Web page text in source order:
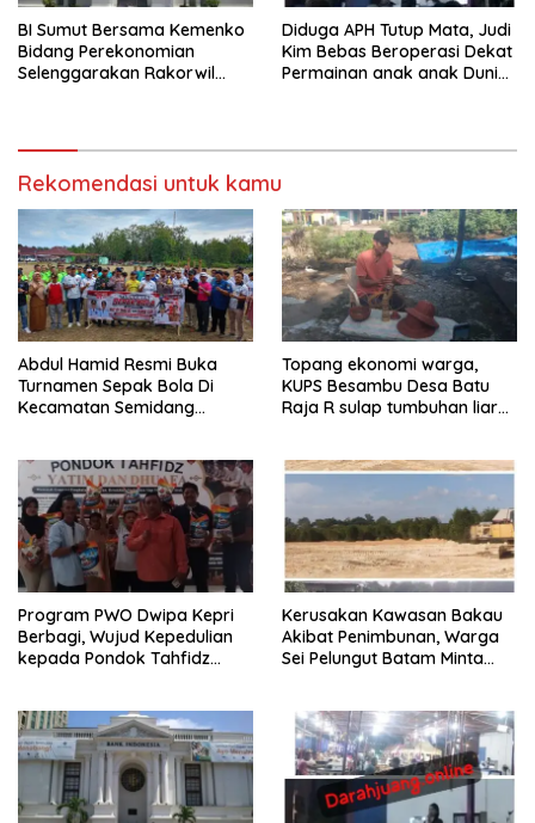
BI Sumut Bersama Kemenko
Bidang Perekonomian
Selenggarakan Rakorwil
Diduga APH Tutup Mata, Judi
Kim Bebas Beroperasi Dekat
Permainan anak anak Dunia
Rekomendasi untuk kamu
Abdul Hamid Resmi Buka
Turnamen Sepak Bola Di
Kecamatan Semidang
Tahun 2026
Topang ekonomi warga,
KUPS Besambu Desa Batu
Raja R sulap tumbuhan liar
Program PWO Dwipa Kepri
Berbagi, Wujud Kepedulian
kepada Pondok Tahfidz
Kerusakan Kawasan Bakau
Akibat Penimbunan, Warga
Sei Pelungut Batam Minta